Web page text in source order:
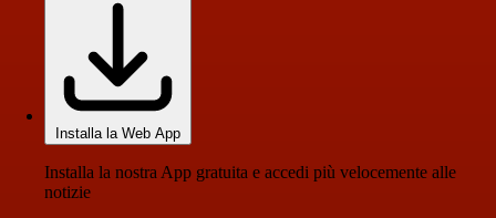
Installa la Web App
Installa la nostra App gratuita e accedi più velocemente alle
notizie